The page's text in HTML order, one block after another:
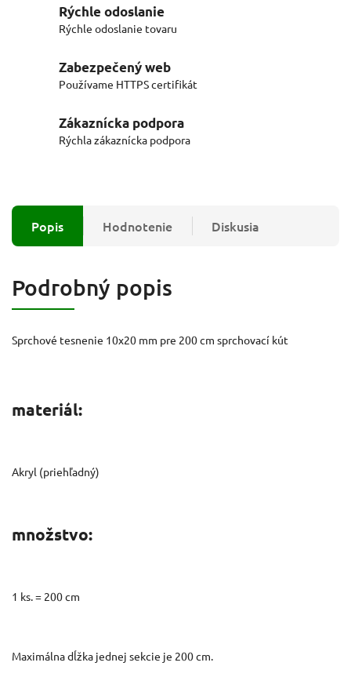
Rýchle odoslanie
Rýchle odoslanie tovaru
Zabezpečený web
Používame HTTPS certifikát
Zákaznícka podpora
Rýchla zákaznícka podpora
Popis Hodnotenie Diskusia
Podrobný popis
Sprchové tesnenie 10x20 mm pre 200 cm sprchovací kút
materiál:
Akryl (priehľadný)
množstvo:
1 ks. = 200 cm
Maximálna dĺžka jednej sekcie je 200 cm.